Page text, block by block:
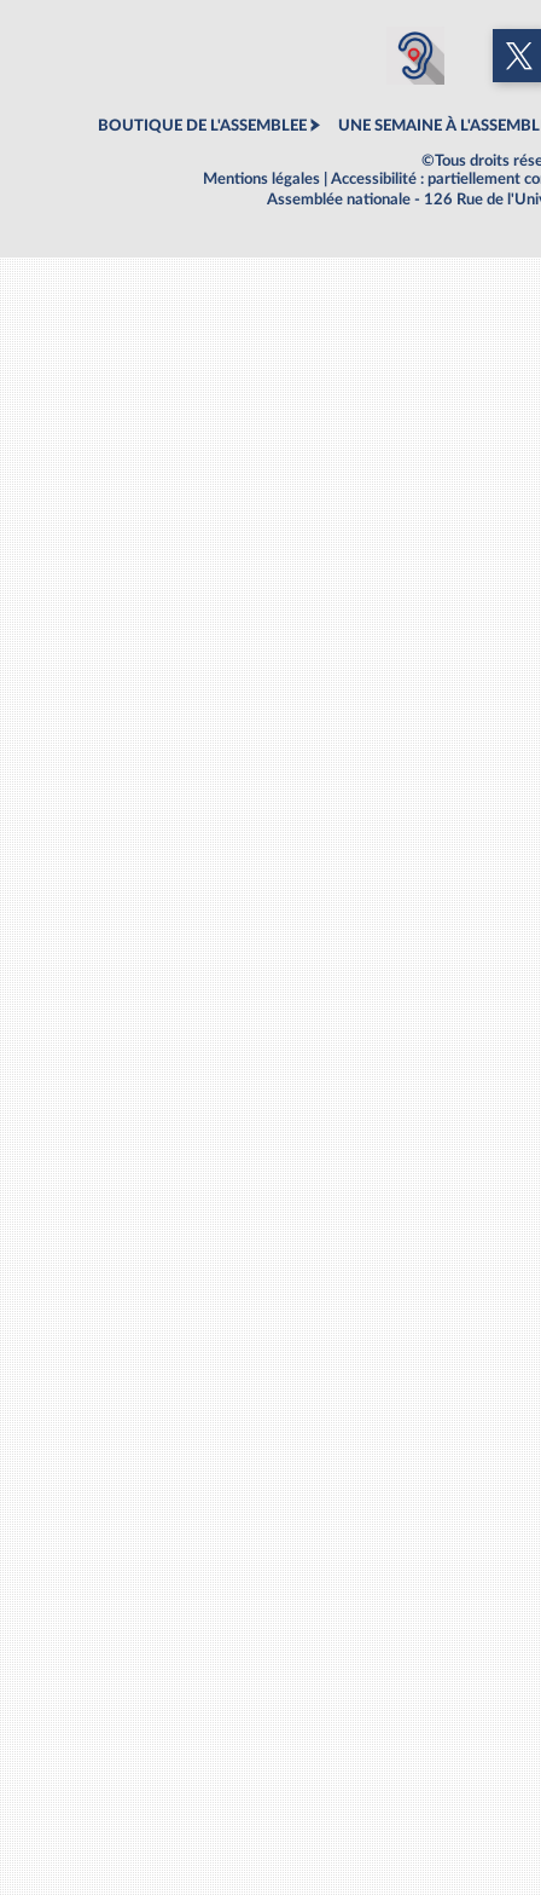
BOUTIQUE DE L'ASSEMBLEE UNE SEMAINE À
©Tous droits
Mentions légales
Accessibilité : partiellement
Assemblée nationale - 126 Rue de